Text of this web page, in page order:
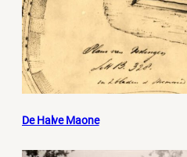
De Halve Maone